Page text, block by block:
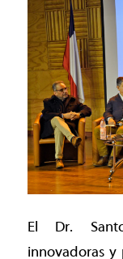
El Dr.
innovadoras y